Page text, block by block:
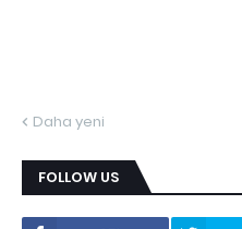
Daha yeni
FOLLOW US